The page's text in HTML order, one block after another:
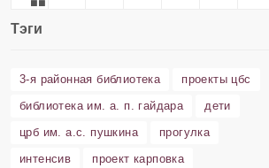
Тэги
3-я районная библиотека
проекты цбс
библиотека им. а. п. гайдара
дети
црб им. а.с. пушкина
прогулка
интенсив
проект карповка